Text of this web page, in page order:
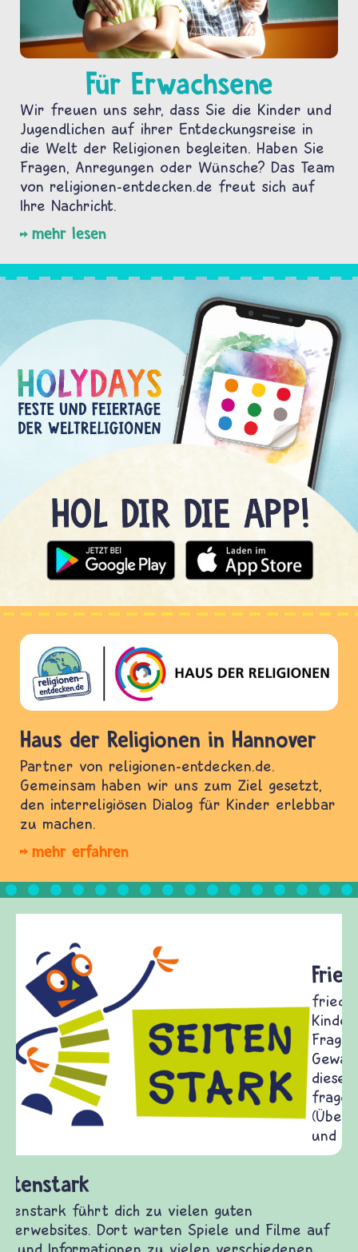
Für Erwachsene
Wir freuen uns sehr, dass Sie die Kinder und
Jugendlichen auf ihrer Entdeckungsreise in
die Welt der Religionen begleiten. Haben Sie
Fragen, Anregungen oder Wünsche? Das Team
von religionen-entdecken.de freut sich auf
Ihre Nachricht.
mehr lesen
Haus der Religionen in Hannover
Partner von religionen-entdecken.de.
Gemeinsam haben wir uns zum Ziel gesetzt,
den interreligiösen Dialog für Kinder erlebbar
zu machen.
mehr erfahren
Frieden Fragen
frieden-fragen.de ist ein Internet-Angebot für
Kinder, Eltern und ErzieherInnen das zu
Fragen von Krieg und Frieden, Streit und
Gewalt informiert und einen Austausch zu
diesem Themenbereich ermöglicht. frieden-
fragen.de bietet Antworten auf wichtige
(Über-)Lebensfragen aus den Bereichen Krieg